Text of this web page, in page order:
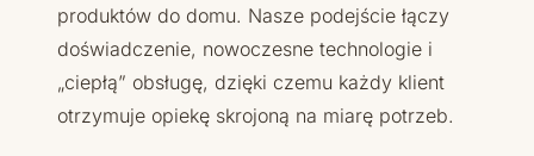
produktów do domu. Nasze podejście łączy
doświadczenie, nowoczesne technologie i
„ciepłą” obsługę, dzięki czemu każdy klient
otrzymuje opiekę skrojoną na miarę potrzeb.